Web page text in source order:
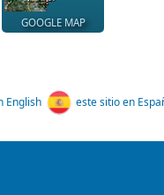
GOOGLE MAP
English este sitio en